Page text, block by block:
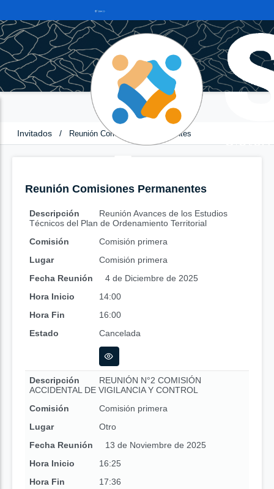
Invitados / Reunión Comisiones Permanentes
Reunión Comisiones Permanentes
Descripción
Reunión Avances de los Estudios
Técnicos del Plan de Ordenamiento Territorial
Comisión
Comisión primera
Lugar
Comisión primera
Fecha Reunión
4 de Diciembre de 2025
Hora Inicio
14:00
Hora Fin
16:00
Estado
Cancelada
Descripción
REUNIÓN N°2 COMISIÓN
ACCIDENTAL DE VIGILANCIA Y CONTROL
Comisión
Comisión primera
Lugar
Otro
Fecha Reunión
13 de Noviembre de 2025
Hora Inicio
16:25
Hora Fin
17:36